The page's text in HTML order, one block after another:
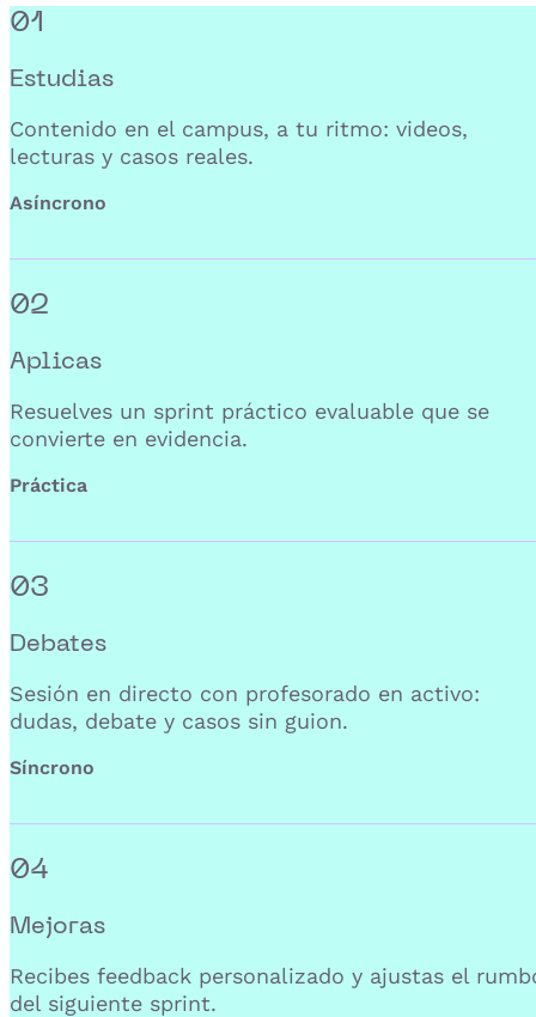
01
Estudias
Contenido en el campus, a tu ritmo: videos,
lecturas y casos reales.
Asíncrono
02
Aplicas
Resuelves un sprint práctico evaluable que se
convierte en evidencia.
Práctica
03
Debates
Sesión en directo con profesorado en activo:
dudas, debate y casos sin guion.
Síncrono
04
Mejoras
Recibes feedback personalizado y ajustas el
del siguiente sprint.